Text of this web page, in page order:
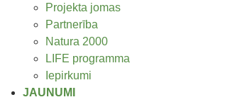
Projekta jomas
Partnerība
Natura 2000
LIFE programma
Iepirkumi
JAUNUMI